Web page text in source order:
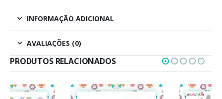
INFORMAÇÃO ADICIONAL
AVALIAÇÕES (0)
PRODUTOS RELACIONADOS